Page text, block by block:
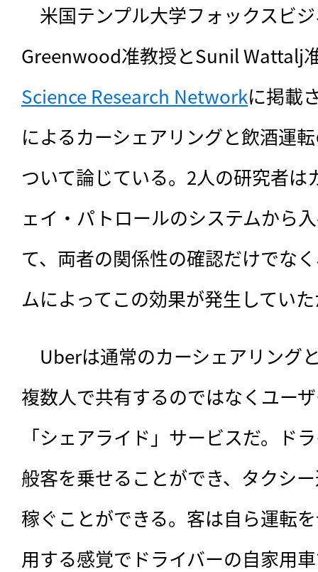
米国テンプル大学フォックスビ
Greenwood准教授とSunil Wattalj
Science Research Networkに掲載
によるカーシェアリングと飲酒運
ついて論じている。2人の研究者は
ェイ・パトロールのシステムから
て、両者の関係性の確認だけでな
ムによってこの効果が発生してい
Uberは通常のカーシェアリング
複数人で共有するのではなくユー
「シェアライド」サービスだ。ド
般客を乗せることができ、タクシ
稼ぐことができる。客は自ら運転
用する感覚でドライバーの自家用